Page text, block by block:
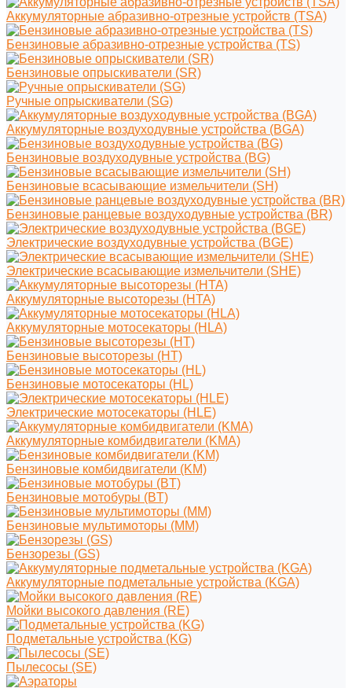
Аккумуляторные абразивно-отрезные устройств (TSA)
Бензиновые абразивно-отрезные устройства (TS)
Бензиновые опрыскиватели (SR)
Ручные опрыскиватели (SG)
Аккумуляторные воздуходувные устройства (BGA)
Бензиновые воздуходувные устройства (BG)
Бензиновые всасывающие измельчители (SH)
Бензиновые ранцевые воздуходувные устройства (BR)
Электрические воздуходувные устройства (BGE)
Электрические всасывающие измельчители (SHE)
Аккумуляторные высоторезы (HTA)
Аккумуляторные мотосекаторы (HLA)
Бензиновые высоторезы (HT)
Бензиновые мотосекаторы (HL)
Электрические мотосекаторы (HLE)
Аккумуляторные комбидвигатели (KMA)
Бензиновые комбидвигатели (KM)
Бензиновые мотобуры (BT)
Бензиновые мультимоторы (MM)
Бензорезы (GS)
Аккумуляторные подметальные устройства (KGA)
Мойки высокого давления (RE)
Подметальные устройства (KG)
Пылесосы (SE)